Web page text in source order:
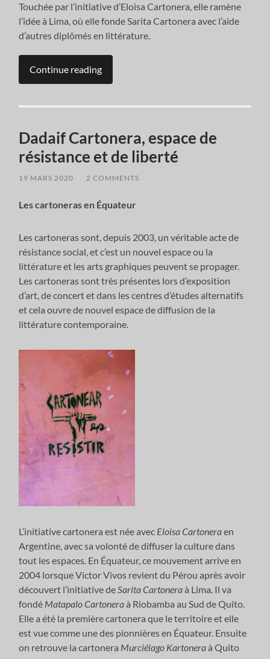
Touchée par l’initiative d’Eloisa Cartonera, elle ramène
l’idée à Lima, où elle fonde Sarita Cartonera avec l’aide
d’autres diplômés en littérature.
Continue reading
Dadaif Cartonera, espace de
résistance et de liberté
19 MARS 2020 2 COMMENTS
Les cartoneras en Équateur
Les cartoneras sont, depuis 2003, un véritable acte de
résistance social, et c’est un nouvel espace ou la
littérature et les arts graphiques peuvent se propager.
Les cartoneras sont très présentes lors d’exposition
d’art, de concert et dans les centres d’études alternatifs
et cela ouvre de nouvel espace de diffusion de la
littérature contemporaine.
L’initiative cartonera est née avec Eloisa Cartoneraen
Argentine, avec sa volonté de diffuser la culture dans
tout les espaces. En Équateur, ce mouvement arrive en
2004 lorsque Victor Vivos revient du Pérou après avoir
découvert l’initiative de Sarita Cartoneraà Lima. Il va
fondé Matapalo Cartoneraà Riobamba au Sud de Quito.
Elle a été la première cartonera que le territoire et elle
est vue comme une des pionnières en Équateur. Ensuite
on retrouve la cartonera Murciélago Kartoneraà Quito